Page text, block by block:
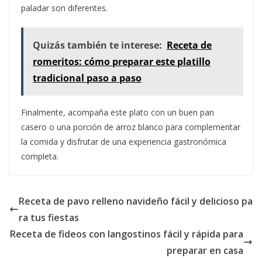
paladar son diferentes.
Quizás también te interese: Receta de
romeritos: cómo preparar este platillo
tradicional paso a paso
Finalmente, acompaña este plato con un buen pan
casero o una porción de arroz blanco para complementar
la comida y disfrutar de una experiencia gastronómica
completa.
Receta de pavo relleno navideño fácil y delicioso pa
ra tus fiestas
Receta de fideos con langostinos fácil y rápida para
preparar en casa